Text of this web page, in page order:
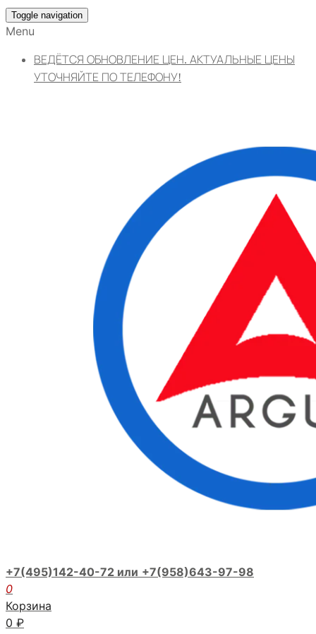
Toggle navigation
Menu
ВЕДЁТСЯ ОБНОВЛЕНИЕ ЦЕН. АКТУАЛЬНЫЕ ЦЕНЫ
УТОЧНЯЙТЕ ПО ТЕЛЕФОНУ!
+7(495)142-40-72 или +7(958)643-97-98
0
Корзина
0 ₽